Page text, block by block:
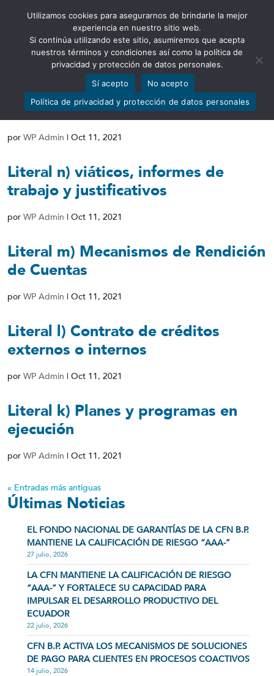
Abrir barra de herramientas
Literal o) Responsable de atender la
información
por WP Admin | Oct 11, 2021
Literal n) viáticos, informes de
trabajo y justificativos
por WP Admin | Oct 11, 2021
Literal m) Mecanismos de Rendición
de Cuentas
por WP Admin | Oct 11, 2021
Literal l) Contrato de créditos
externos o internos
por WP Admin | Oct 11, 2021
Literal k) Planes y programas en
ejecución
por WP Admin | Oct 11, 2021
« Entradas más antiguas
Últimas Noticias
EL FONDO NACIONAL DE GARANTÍAS DE LA CFN B.P.
MANTIENE LA CALIFICACIÓN DE RIESGO “AAA-”
27 julio, 2026
LA CFN MANTIENE LA CALIFICACIÓN DE RIESGO
“AAA-” Y FORTALECE SU CAPACIDAD PARA
IMPULSAR EL DESARROLLO PRODUCTIVO DEL
ECUADOR
22 julio, 2026
CFN B.P. ACTIVA LOS MECANISMOS DE SOLUCIONES
DE PAGO PARA CLIENTES EN PROCESOS COACTIVOS
14 julio, 2026
Utilizamos cookies para asegurarnos de brindarle la mejor
experiencia en nuestro sitio web.
Si continúa utilizando este sitio, asumiremos que acepta
nuestros términos y condiciones así como la política de
privacidad y protección de datos personales.
Sí acepto
No acepto
Política de privacidad y protección de datos personales